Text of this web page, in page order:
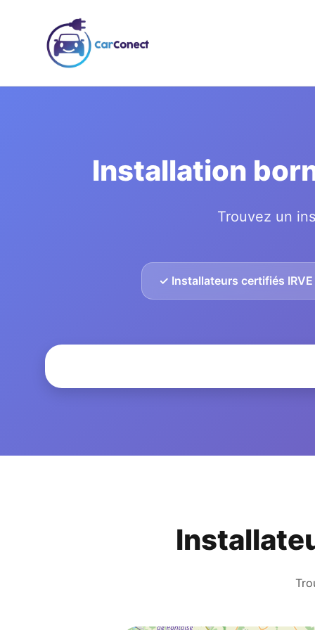
Installation
Trouvez un
✓ Installateurs certifiés IRVE